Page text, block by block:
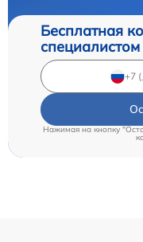
Бесплатная
специалистом
Нажимая на кнопку